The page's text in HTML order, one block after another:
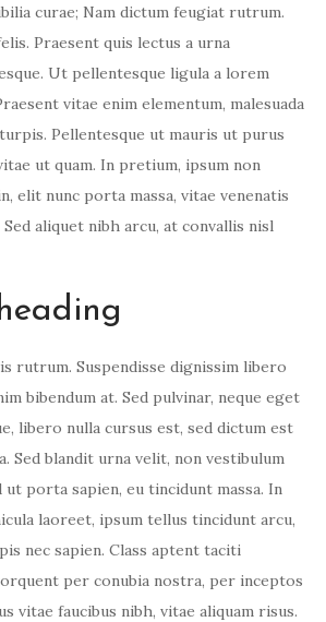
curae; Nam dictum feugiat rutrum.
Praesent quis lectus a urna
Ut pellentesque ligula a lorem
vitae enim elementum, malesuada
Pellentesque ut mauris ut purus
ut quam. In pretium, ipsum non
elit nunc porta massa, vitae venenatis
aliquet nibh arcu, at convallis nisl
rutrum. Suspendisse dignissim libero
bibendum at. Sed pulvinar, neque eget
libero nulla cursus est, sed dictum est
Sed blandit urna velit, non vestibulum
ut porta sapien, eu tincidunt massa. In
laoreet, ipsum tellus tincidunt arcu,
nec sapien. Class aptent taciti
per conubia nostra, per inceptos
vitae faucibus nibh, vitae aliquam risus.